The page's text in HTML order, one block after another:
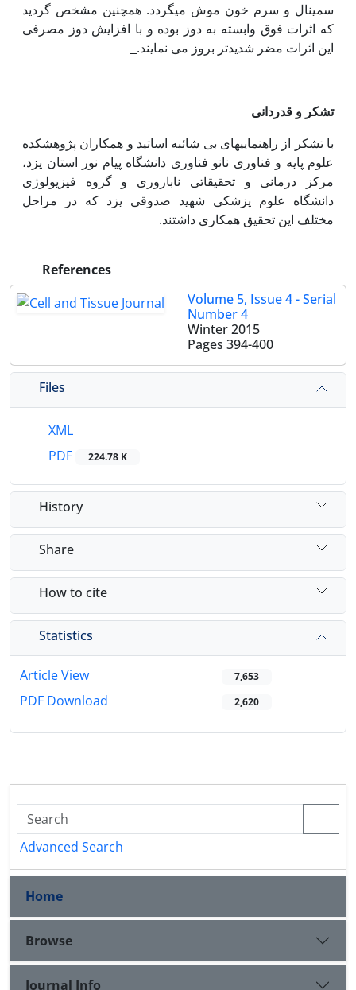
سمینال و سرم خون موش می‏گردد. همچنین مشخص گردید
که اثرات فوق وابسته به دوز بوده و با افزایش دوز مصرفی
این اثرات مضر شدیدتر بروز می نمایند.
تشکر و قدردانی
با تشکر از راهنمایی‏های بی شائبه اساتید و همکاران پژوهشکده
علوم پایه و فناوری نانو فناوری دانشگاه پیام نور استان یزد،
مرکز درمانی و تحقیقاتی ناباروری و گروه فیزیولوژی
دانشگاه علوم پزشکی شهید صدوقی یزد که در مراحل
مختلف این تحقیق همکاری داشتند.
References
Volume 5, Issue 4 - Serial
Number 4
Winter 2015
Pages 394-400
Files
XML
PDF
224.78 K
History
Share
How to cite
Statistics
Article View 7,653
PDF Download 2,620
Advanced Search
Home
Browse
Journal Info